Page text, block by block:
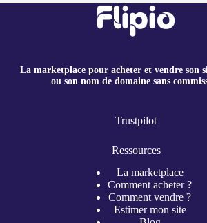
La marketplace pour acheter et vendre son
ou son nom de domaine sans
Trustpilot
Ressources
La marketplace
Comment acheter ?
Comment vendre ?
Estimer mon site